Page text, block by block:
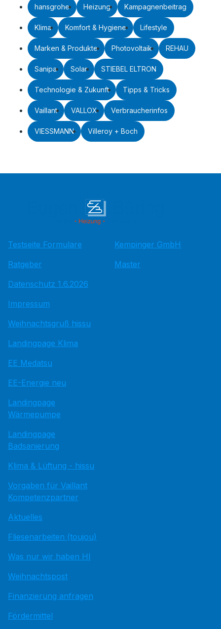
hansgrohe Heizung Kampagnenbeitrag
Klima Komfort & Hygiene Lifestyle
Marken & Produkte Photovoltaik REHAU
Sanipa Solar STIEBEL ELTRON
Technologie & Zukunft Tipps & Tricks
Vaillant VALLOX Verbraucherinfos
VIESSMANN Villeroy + Boch
Testseite Formulare
Ratgeber
Datenschutz 1.6.2026
Impressum
Weihnachtsgruß hissu
Landingpage Klima
EE Medatsu
EE-Energie neu
Landingpage
Wärmepumpe
Landingpage
Badsanierung
Klima & Lüftung - hissu
Vorgaben für Vaillant
Kompetenzpartner
Aktuelles
Fliesenarbeiten (toujou)
Was nur wir haben HI
Weihnachtspost
Finanzierung anfragen
Fördermittel
Kempinger GmbH
Master